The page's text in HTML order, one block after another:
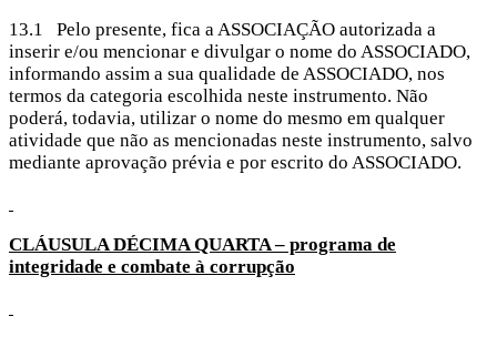
13.1 Pelo presente, fica a ASSOCIAÇÃO autorizada a
inserir e/ou mencionar e divulgar o nome do ASSOCIADO,
informando assim a sua qualidade de ASSOCIADO, nos
termos da categoria escolhida neste instrumento. Não
poderá, todavia, utilizar o nome do mesmo em qualquer
atividade que não as mencionadas neste instrumento, salvo
mediante aprovação prévia e por escrito do ASSOCIADO.
CLÁUSULA DÉCIMAQUARTA – programa de
integridade e combate à corrupção